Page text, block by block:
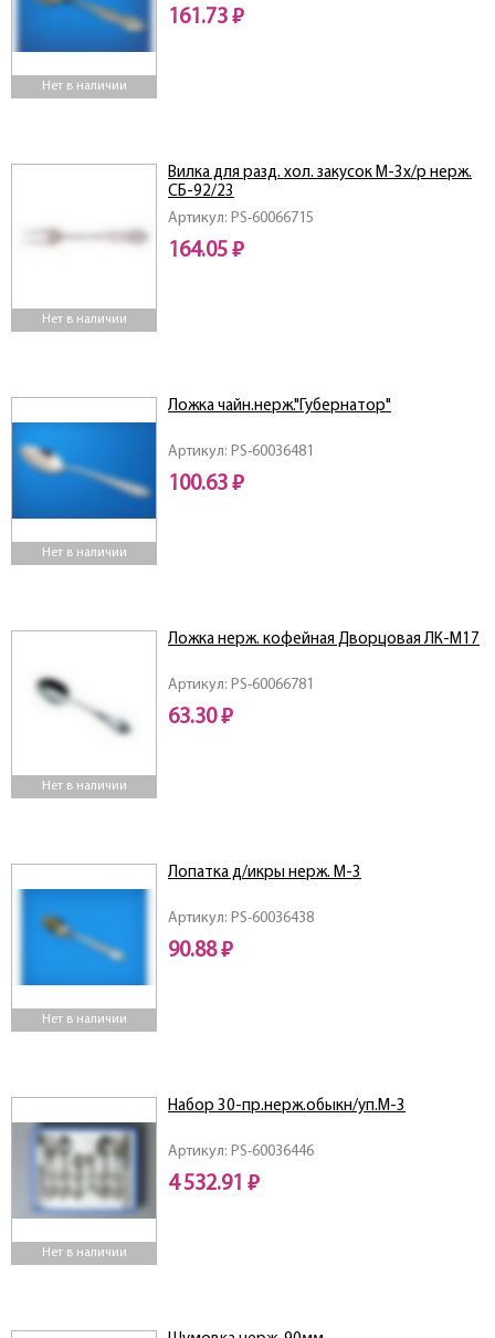
Нет в наличии
161.73 ₽
Нет в наличии
Артикул: PS-60066715
Вилка для разд. хол. закусок М-3х/р нерж.
СБ-92/23
164.05 ₽
Нет в наличии
Артикул: PS-60036481
Ложка чайн.нерж."Губернатор"
100.63 ₽
Нет в наличии
Артикул: PS-60066781
Ложка нерж. кофейная Дворцовая ЛК-М17
63.30 ₽
Нет в наличии
Артикул: PS-60036438
Лопатка д/икры нерж. М-3
90.88 ₽
Нет в наличии
Артикул: PS-60036446
Набор 30-пр.нерж.обыкн/уп.М-3
4 532.91 ₽